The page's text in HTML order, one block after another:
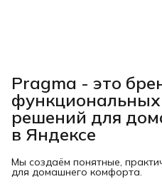
Pragma - это
решений для
в Яндексе
Мы создаём понятные,
для домашнего комфорта.